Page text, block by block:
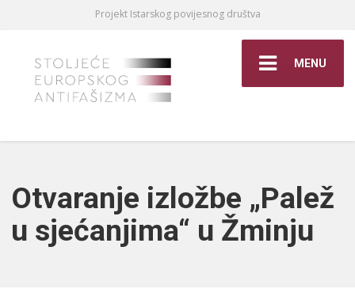
Projekt Istarskog povijesnog društva
MENU
Otvaranje izložbe „Palež
u sjećanjima“ u Žminju